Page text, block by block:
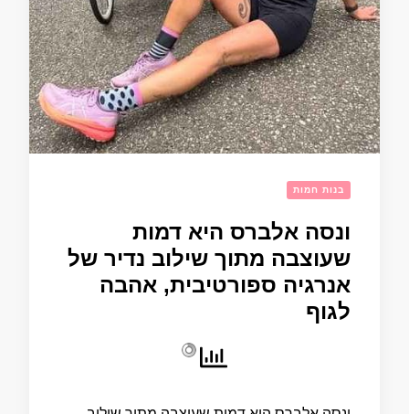
בנות חמות
ונסה אלברס היא דמות
שעוצבה מתוך שילוב נדיר של
אנרגיה ספורטיבית, אהבה
לגוף